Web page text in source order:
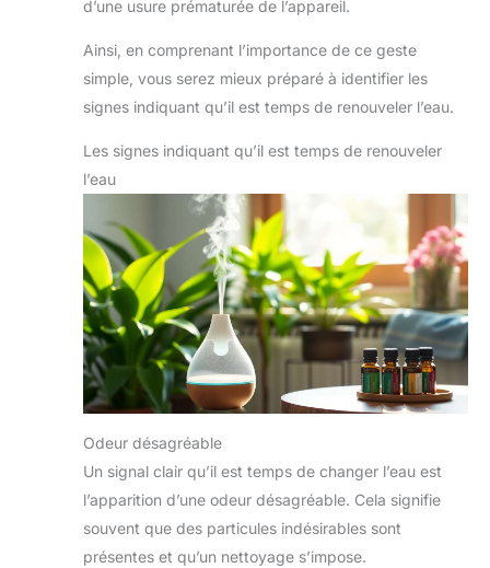
d’une usure prématurée de l’appareil.
Ainsi, en comprenant l’importance de ce geste
simple, vous serez mieux préparé à identifier les
signes indiquant qu’il est temps de renouveler l’eau.
Les signes indiquant qu’il est temps de renouveler
l’eau
Odeur désagréable
Un signal clair qu’il est temps de changer l’eau est
l’apparition d’une odeur désagréable. Cela signifie
souvent que des particules indésirables sont
présentes et qu’un nettoyage s’impose.